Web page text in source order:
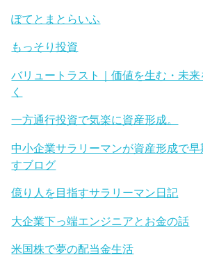
ぽてとまとらいふ
もっそり投資
バリュートラスト｜価値を生む・未
く
一方通行投資で気楽に資産形成。
中小企業サラリーマンが資産形成で
すブログ
億り人を目指すサラリーマン日記
大企業下っ端エンジニアとお金の話
米国株で夢の配当金生活